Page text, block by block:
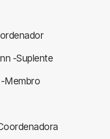
-Suplente
Membro